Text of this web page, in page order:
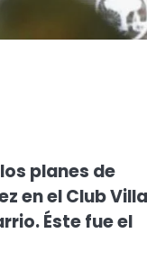
planes de
en el Club Villa
Éste fue el